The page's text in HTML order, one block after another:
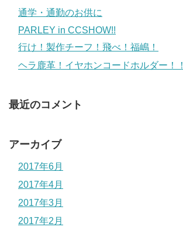
通学・通勤のお供に
PARLEY in CCSHOW!!
行け！製作チーフ！飛べ！福嶋！
ヘラ鹿革！イヤホンコードホルダー！！
最近のコメント
アーカイブ
2017年6月
2017年4月
2017年3月
2017年2月